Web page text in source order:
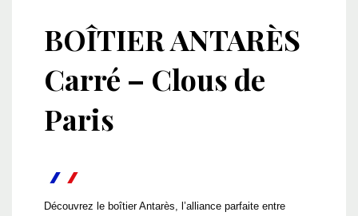
BOÎTIER ANTARÈS
Carré – Clous de
Paris
Découvrez le boîtier Antarès, l’alliance parfaite entre